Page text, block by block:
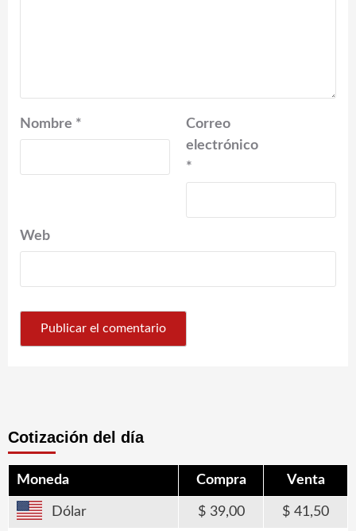
Nombre *
Correo
electrónico
*
Web
Cotización del día
Moneda Compra Venta
Dólar 39,00 41,50